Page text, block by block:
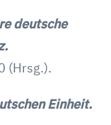
deutsche
(Hrsg.).
Einheit.